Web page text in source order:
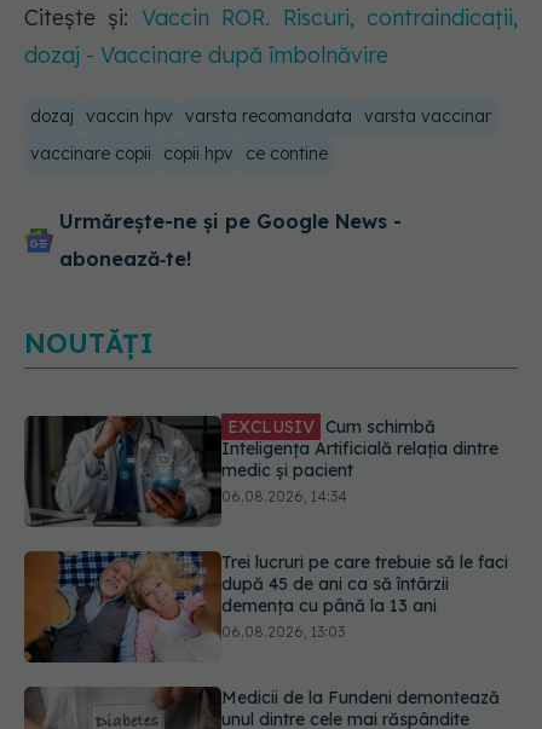
Citește și: Vaccin ROR. Riscuri, contraindicații,
dozaj - Vaccinare după îmbolnăvire
dozaj vaccin hpv varsta recomandata
varsta vaccinar
vaccinare copii
copii hpv ce contine
Urmărește-ne și pe Google News -
abonează‑te!
NOUTĂȚI
Trei lucruri pe care trebuie să le faci
după 45 de ani ca să întârzii
demența cu până la 13 ani
06.08.2026, 13:03
Medicii de la Fundeni demontează
unul dintre cele mai răspândite
mituri despre diabet
06.08.2026, 11:52
EXCLUSIV Tratamentul modern al
cancerelor ginecologice. Dr. Sorin